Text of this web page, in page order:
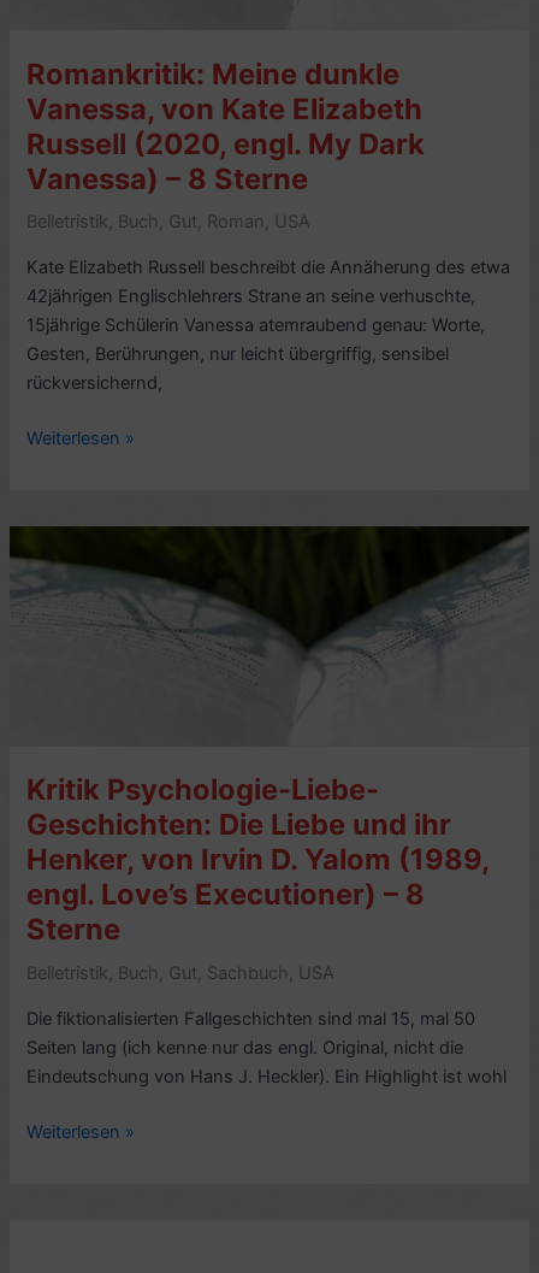
Sterne
Romankritik: Meine dunkle
Vanessa, von Kate Elizabeth
Russell (2020, engl. My Dark
Vanessa) – 8 Sterne
Belletristik, Buch , Gut, Roman , USA
Kate Elizabeth Russell beschreibt die Annäherung des etwa
42jährigen Englischlehrers Strane an seine verhuschte,
15jährige Schülerin Vanessa atemraubend genau: Worte,
Gesten, Berührungen, nur leicht übergriffig, sensibel
rückversichernd,
Romankritik:
Vanessa,
Elizabeth
Vanessa)
–
8
Sterne
Weiterlesen »
Kritik Psychologie-Liebe-
Geschichten: Die Liebe und ihr
Henker, von Irvin D. Yalom (1989,
engl. Love’s Executioner) – 8
Sterne
Belletristik, Buch , Gut, Sachbuch , USA
Die fiktionalisierten Fallgeschichten sind mal 15, mal 50
Seiten lang (ich kenne nur das engl. Original, nicht die
Eindeutschung von Hans J. Heckler). Ein Highlight ist wohl
Kritik
Weiterlesen »